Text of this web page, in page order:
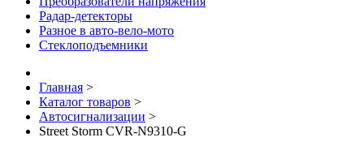
Радар-детекторы
Разное в авто-вело-мото
Стеклоподъемники
Главная >
Каталог товаров >
Автосигнализации >
Street Storm CVR-N9310-G